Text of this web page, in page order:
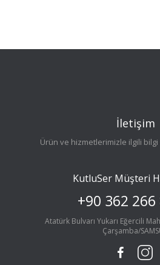
İletişim
Ürün ve hizmetlerimizle ilgili
KutluSer Müşteri
+90 362 266
Atatürk Bulvarı Yukarı Eğercili
Çarşamba/